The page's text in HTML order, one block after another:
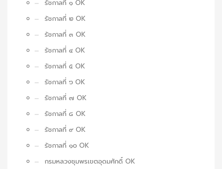
รัชกาลที่ ๑ OK
รัชกาลที่ ๒ OK
รัชกาลที่ ๓ OK
รัชกาลที่ ๔ OK
รัชกาลที่ ๕ OK
รัชกาลที่ ๖ OK
รัชกาลที่ ๗ OK
รัชกาลที่ ๘ OK
รัชกาลที่ ๙ OK
รัชกาลที่ ๑๐ OK
กรมหลวงชุมพรเขตอุดมศักดิ์ OK